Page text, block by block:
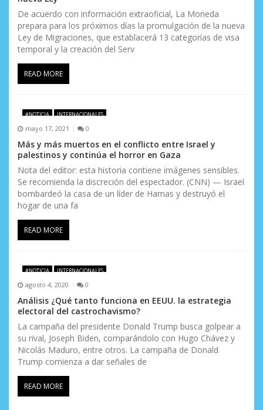
r
a
d
a
De acuerdo con información extraoficial, La Moneda
prepara para los próximos días la promulgación de la nueva
Ley de Migraciones, que establacerá 13 categorías de visa
temporal y la creación del Serv
READ MORE
#NOTICIA INTERNACIONALES
mayo 17, 2021 0
Más y más muertos en el conflicto entre Israel y
palestinos y continúa el horror en Gaza
Nota del editor: esta historia contiene imágenes sensibles.
Se recomienda la discreción del espectador. (CNN) — Israel
bombardeó la casa de un líder de Hamas y destruyó el
hogar de una fa
READ MORE
#NOTICIA INTERNACIONALES
agosto 4, 2020 0
Análisis ¿Qué tanto funciona en EEUU. la estrategia
electoral del castrochavismo?
La campaña del presidente Donald Trump busca golpear a
su rival, Joseph Biden, comparándolo con Hugo Chávez y
Nicolás Maduro, entre otros. La campaña de Donald
Trump comienza a dar señales de
READ MORE